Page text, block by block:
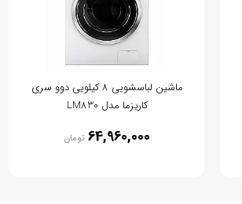
ماشین لباسشویی 8 کیلویی دوو سری
کاریزما مدل LM830
64,960,000 تومان